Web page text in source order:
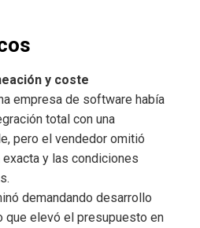
y coste
empresa de software había
total con una
pero el vendedor omitió
y las condiciones
demandando desarrollo
que elevó el presupuesto en